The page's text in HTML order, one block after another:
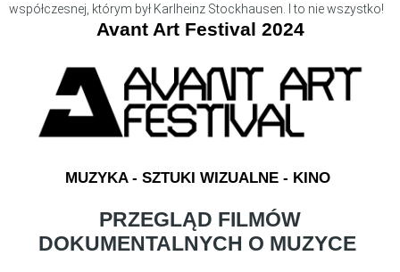
współczesnej, którym był Karlheinz Stockhausen. I to nie wszystko!
Avant Art Festival 2024
MUZYKA - SZTUKI WIZUALNE - KINO
PRZEGLĄD FILMÓW
DOKUMENTALNYCH O MUZYCE